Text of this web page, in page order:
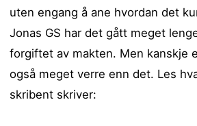
uten engang å ane hvordan det
Jonas GS har det gått meget
forgiftet av makten. Men kanskje
også meget verre enn det. Les
skribent skriver: